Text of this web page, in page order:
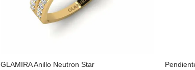
GLAMIRAAnillo Neutron Star